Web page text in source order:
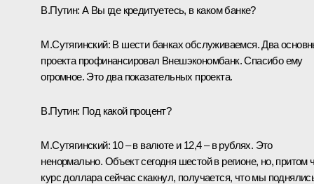
В.Путин: А Вы где кредитуетесь, в каком банке?
М.Сутягинский: В шести банках обслуживаемся. Два
проекта профинансировал Внешэкономбанк. Спасибо ему
огромное. Это два показательных проекта.
В.Путин: Под какой процент?
М.Сутягинский: 10 – в валюте и 12,4 – в рублях. Это
ненормально. Объект сегодня шестой в регионе, но, притом
курс доллара сейчас скакнул, получается, что мы